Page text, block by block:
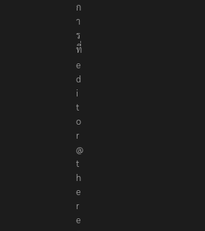
ก
า
ร
ที่
e
d
i
t
o
r
@
t
h
e
r
e